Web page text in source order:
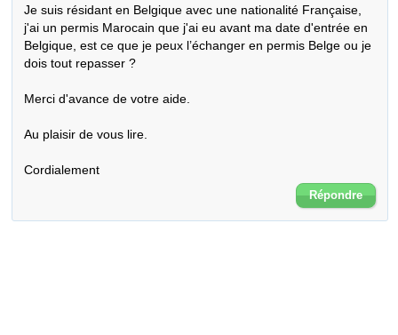
Je suis résidant en Belgique avec une nationalité Française,
j'ai un permis Marocain que j'ai eu avant ma date d'entrée en
Belgique, est ce que je peux l’échanger en permis Belge ou je
dois tout repasser ?
Merci d'avance de votre aide.
Au plaisir de vous lire.
Cordialement
Répondre